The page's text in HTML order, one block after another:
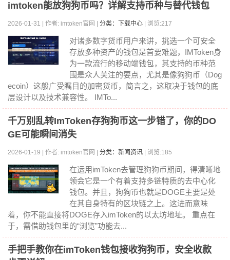
imtoken能放狗狗币吗？详解支持币种与替代钱包
2026-01-31 | 作者: imtoken官网 | 分类：下载中心 | 浏览:217
对诸多数字货币用户来讲，挑选一个可安全
存放多种资产的钱包是首要难题，IMToken身
为一款流行的移动端钱包，其支持的币种范
围是众人关注的要点，尤其是像狗狗币（Dog
ecoin）这般广受瞩目的加密货币，简言之，这取决于钱包的底
层设计以及技术兼容性。 IMTo...
千万别乱转ImToken存狗狗币这一步错了，你的DO
GE可能瞬间消失
2026-01-19 | 作者: imtoken官网 | 分类：新闻资讯 | 浏览:185
在运用imToken去管理狗狗币期间，得清晰地
领会它是一个有着支持多链特质的去中心化
钱包。并且，狗狗币也就是DOGE主要是处
在其自身特有的区块链之上。这进而意味
着，你不能直接将DOGE存入imToken的以太坊地址。 重点在
于，需借助钱包里的“浏览”功能去...
手把手教你在imToken钱包接收狗狗币，安全收款